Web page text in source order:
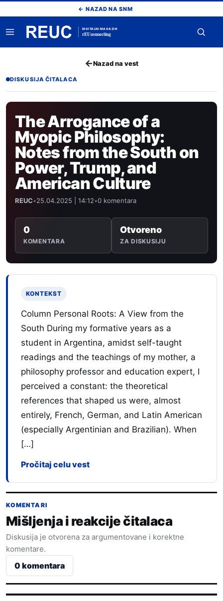
na
sadržaj
← NAZAD NA SNM
Otvori
meni
DIGITALNI MAGAZIN
rEUconnecting
←Nazad na vest
DISKUSIJA ČITALACA
The Arrogance of a
Myopic Philosophy:
Notes from the South on
Power, Trump, and
American Culture
REUC•25.04.2025 | 14:12•0 komentara
0
KOMENTARA
Otvoreno
ZA DISKUSIJU
KONTEKST
Column Personal Roots: A View from the
South During my formative years as a
student in Argentina, amidst self-taught
readings and the teachings of my mother, a
philosophy professor and education expert, I
perceived a constant: the theoretical
references that shaped us were, almost
entirely, French, German, and Latin American
(especially Argentinian and Brazilian). When
[…]
Pročitaj celu vest
KOMENTARI
Mišljenja i reakcije čitalaca
Diskusija je otvorena za argumentovane i korektne
komentare.
0 komentara